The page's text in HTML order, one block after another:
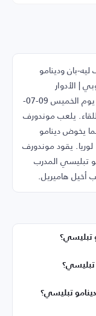
بان ودينامو
| الأدوار
الإقصائية برسم الدور الأول - مباراة الذهاب، يوم الخميس 09-07-
اللقاء. يلعب موندورف
بينما يخوض دينامو
بقيادة اللاعب: لوريا. يقود موندورف
تبليسي المدرب
أخيل هاميريل.
تبليسي؟
تبليسي؟
تبليسي؟